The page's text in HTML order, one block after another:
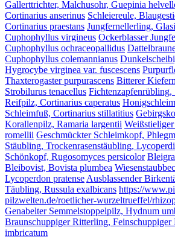
Gallerttrichter, Malchusohr, Guepinia
Cortinarius anserinus Schleiereule,
Cortinarius praestans Jungfernellerling,
Cuphophyllus virgineus Ockerblasser
Cuphophyllus ochraceopallidus
Cuphophyllus colemannianus
Hygrocybe virginea var. fuscescens
Thaxterogaster purpurascens Bitterer
Strobilurus tenacellus Fichtenzapfenrübling,
Reifpilz, Cortinarius caperatus
Schleimfuß, Cortinarius stillatitius
Korallenpilz, Ramaria largentii
romellii Geschmückter Schleimkopf,
Stäubling, Trockenrasenstäubling,
Schönkopf, Rugosomyces persicolor
Bleibovist, Bovista plumbea
Lycoperdon pratenseAusblassender
Täubling, Russula exalbicans https://
pilzwelten.de/roetlicher-wurzeltrueffel/
Genabelter Semmelstoppelpilz, Hydnum
Braunschuppiger Ritterling,
imbricatum